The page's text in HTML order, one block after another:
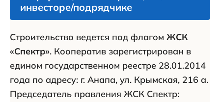
инвесторе/подрядчике
Строительство ведется под флагом ЖСК
«Спектр». Кооператив зарегистрирован в
едином государственном реестре 28.01.2014
года по адресу: г. Анапа, ул. Крымская, 216 а.
Председатель правления ЖСК Спектр: